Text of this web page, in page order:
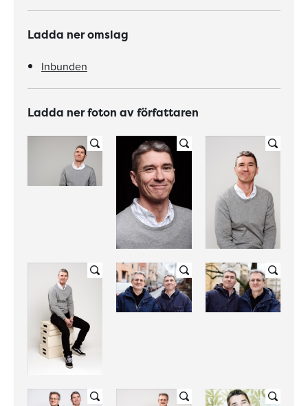
Ladda ner omslag
Inbunden
Ladda ner foton av författaren